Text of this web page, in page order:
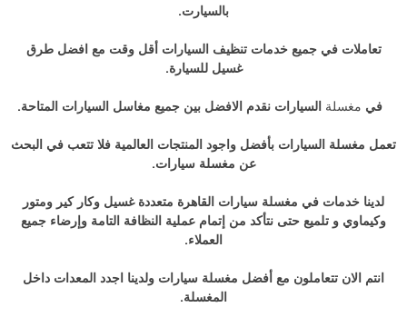
بالسيارت.
تعاملات في جميع خدمات تنظيف السيارات أقل وقت مع افضل طرق
غسيل للسيارة.
في مغسلة السيارات نقدم الافضل بين جميع مغاسل السيارات المتاحة.
تعمل مغسلة السيارات بأفضل واجود المنتجات العالمية فلا تتعب في البحث
عن مغسلة سيارات.
لدينا خدمات في مغسلة سيارات القاهرة متعددة غسيل وكار كير ومتور
وكيماوي و تلميع حتى نتأكد من إتمام عملية النظافة التامة وإرضاء جميع
العملاء.
انتم الان تتعاملون مع أفضل مغسلة سيارات ولدينا اجدد المعدات داخل
المغسلة.